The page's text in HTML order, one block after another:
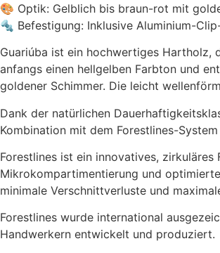
🎨 Optik: Gelblich bis braun-rot mit
🔩 Befestigung: Inklusive Aluminium-
Guariúba ist ein hochwertiges Hartholz,
anfangs einen hellgelben Farbton und
goldener Schimmer. Die leicht
Dank der natürlichen
Kombination mit dem Forestlines-
Forestlines ist ein innovatives,
Mikrokompartimentierung und
minimale Verschnittverluste und
Forestlines wurde international
Handwerkern entwickelt und produziert.